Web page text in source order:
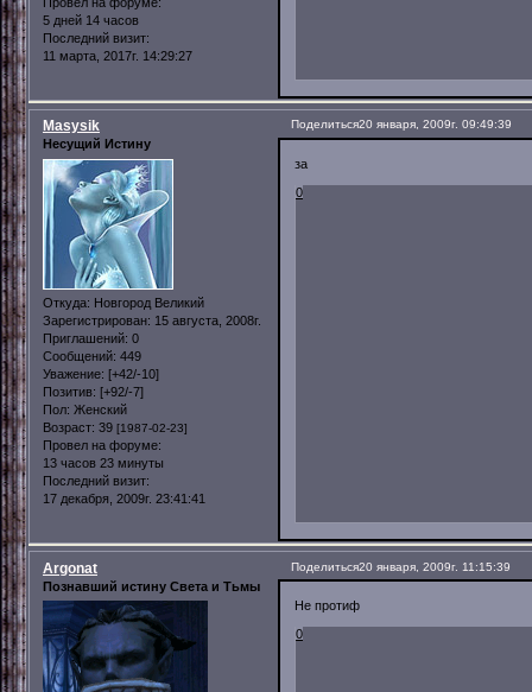
Провел на форуме:
5 дней 14 часов
Последний визит:
11 марта, 2017г. 14:29:27
Поделиться20 января, 2009г. 09:49:39
Masysik
Несущий Истину
Откуда: Новгород Великий
Зарегистрирован: 15 августа, 2008г.
Приглашений: 0
Сообщений: 449
Уважение: [+42/-10]
Позитив: [+92/-7]
Пол: Женский
Возраст: 39 [1987-02-23]
Провел на форуме:
13 часов 23 минуты
Последний визит:
17 декабря, 2009г. 23:41:41
за
0
Поделиться20 января, 2009г. 11:15:39
Argonat
Познавший истину Света и Тьмы
Не протиф
0